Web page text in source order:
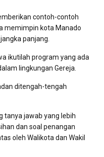
contoh-contoh
memimpin kota Manado
panjang.
ikutilah program yang ada
lingkungan Gereja.
ditengah-tengah
tanya jawab yang lebih
dan soal penangan
oleh Walikota dan Wakil